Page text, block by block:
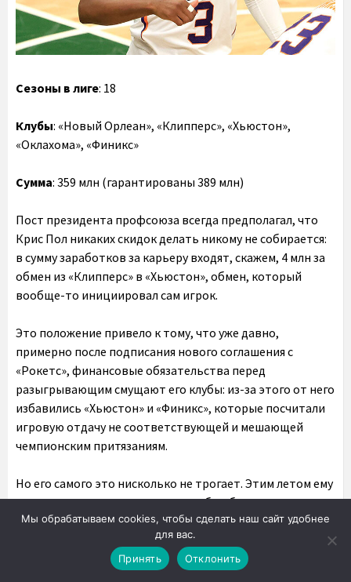
Сезоны в лиге: 18
Клубы: «Новый Орлеан», «Клипперс», «Хьюстон»,
«Оклахома», «Финикс»
Сумма: 359 млн (гарантированы 389 млн)
Пост президента профсоюза всегда предполагал, что
Крис Пол никаких скидок делать никому не собирается:
в сумму заработков за карьеру входят, скажем, 4 млн за
обмен из «Клипперс» в «Хьюстон», обмен, который
вообще-то инициировал сам игрок.
Это положение привело к тому, что уже давно,
примерно после подписания нового соглашения с
«Рокетс», финансовые обязательства перед
разыгрывающим смущают его клубы: из-за этого от него
избавились «Хьюстон» и «Финикс», которые посчитали
игровую отдачу не соответствующей и мешающей
чемпионским притязаниям.
Но его самого это нисколько не трогает. Этим летом ему
и вовсе удивительно повезло: он был близок к
отчислению (так как лишь половина контракта на
следующий год была гарантирована), но «Голден Стэйт»
увидел в Поле возможность скинуть всех утомившего
Мы обрабатываем cookies, чтобы сделать наш сайт удобнее
для вас.
Принять
Отклонить